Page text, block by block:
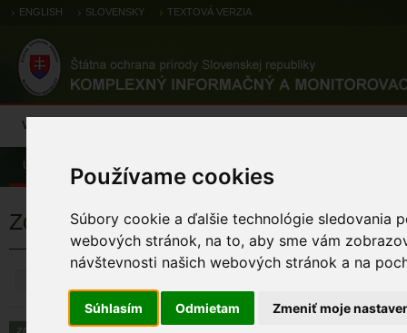
Používame cookies
Súbory cookie a ďalšie technológie sledovania
webových stránok, na to, aby sme vám
návštevnosti našich webových stránok a na
Súhlasím Odmietam Zmeniť moje
ENGLISH SLOVENSKY TEXTOVÁ VERZIA
Výsledky monitoringu
Úvod Pozorovania a výskytové dáta
Zoologické výskytové záznamy